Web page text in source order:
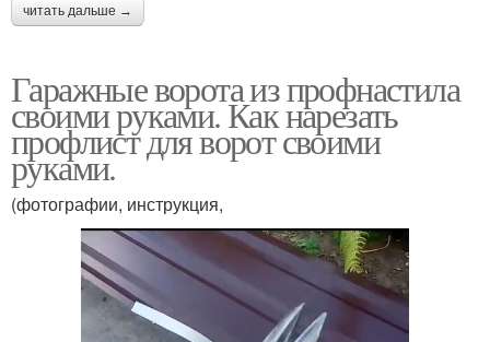
читать дальше →
Гаражные ворота из профнастила
своими руками. Как нарезать
профлист для ворот своими
руками.
(фотографии, инструкция,